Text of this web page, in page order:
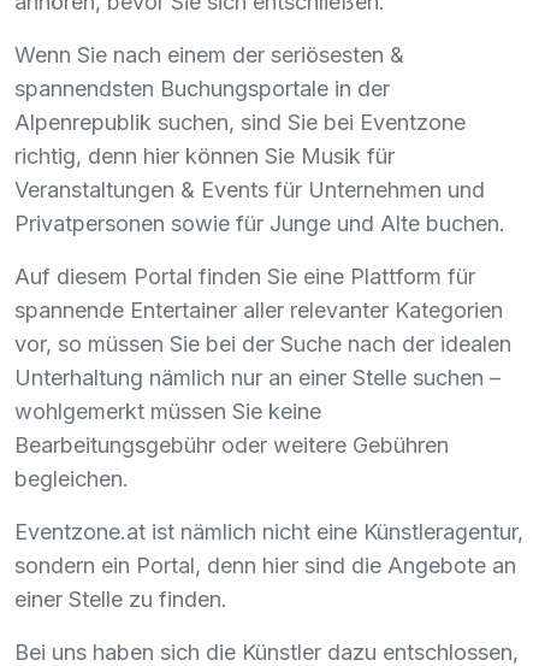
Wenn Sie nach einem der seriösesten &
spannendsten Buchungsportale in der
Alpenrepublik suchen, sind Sie bei Eventzone
richtig, denn hier können Sie Musik für
Veranstaltungen & Events für Unternehmen und
Privatpersonen sowie für Junge und Alte buchen.
Auf diesem Portal finden Sie eine Plattform für
spannende Entertainer aller relevanter Kategorien
vor, so müssen Sie bei der Suche nach der idealen
Unterhaltung nämlich nur an einer Stelle suchen –
wohlgemerkt müssen Sie keine
Bearbeitungsgebühr oder weitere Gebühren
begleichen.
Eventzone.at ist nämlich nicht eine Künstleragentur,
sondern ein Portal, denn hier sind die Angebote an
einer Stelle zu finden.
Bei uns haben sich die Künstler dazu entschlossen,